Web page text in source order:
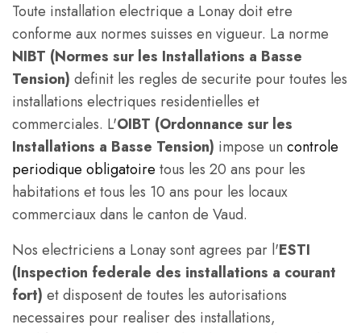
Toute installation electrique a Lonay doit etre
conforme aux normes suisses en vigueur. La norme
NIBT (Normes sur les Installations a Basse
Tension) definit les regles de securite pour toutes les
installations electriques residentielles et
commerciales. L'OIBT (Ordonnance sur les
Installations a Basse Tension) impose un controle
periodique obligatoire tous les 20 ans pour les
habitations et tous les 10 ans pour les locaux
commerciaux dans le canton de Vaud.
Nos electriciens a Lonay sont agrees par l'ESTI
(Inspection federale des installations a courant
fort) et disposent de toutes les autorisations
necessaires pour realiser des installations,